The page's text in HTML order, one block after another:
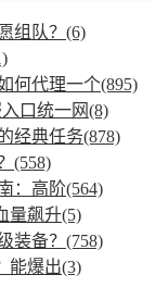
组队？(6)
何代理一个(895)
口统一网(8)
经典任务(878)
(558)
：高阶(564)
量飙升(5)
装备？(758)
能爆出(3)